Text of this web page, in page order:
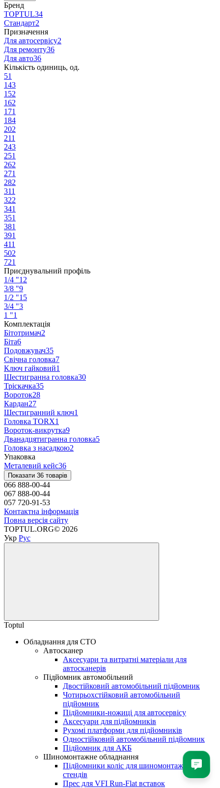
Бренд
TOPTUL34
Стандарт2
Призначення
Для автосервісу2
Для ремонту36
Для авто36
Кількість одиниць, од.
51
143
152
162
171
184
202
211
243
251
262
271
282
311
322
341
351
381
391
411
502
721
Приєднувальний профіль
1/4 "12
3/8 "9
1/2 "15
3/4 "3
1 "1
Комплектація
Бітотримач2
Біта6
Подовжувач35
Свічна головка7
Ключ гайковий1
Шестигранна головка30
Тріскачка35
Вороток28
Кардан27
Шестигранний ключ1
Головка TORX1
Вороток-викрутка9
Дванадцятигранна головка5
Головка з насадкою2
Упаковка
Металевий кейс36
Показати 36 товарів
066 888-00-44
067 888-00-44
057 720-91-53
Контактна інформація
Повна версія сайту
TOPTUL.ORG© 2026
Укр Рус
Toptul
Обладнання для СТО
Автосканер
Аксесуари та витратні матеріали для
автосканерів
Підйомник автомобільний
Двостійковий автомобільний підйомник
Чотирьохстійковий автомобільний
підйомник
Підйомники-ножиці для автосервісу
Аксесуари для підйомників
Рухомі платформи для підйомників
Одностійковий автомобільний підйомник
Підйомник для АКБ
Шиномонтажне обладнання
Підйомники коліс для шиномонтажних
стендів
Прес для VFI Run-Flat вставок